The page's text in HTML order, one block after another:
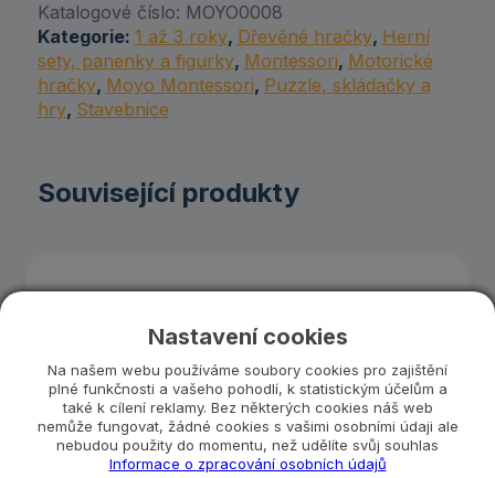
Katalogové číslo: MOYO0008
Kategorie: 1 až 3 roky, Dřevěné hračky, Herní
sety, panenky a figurky, Montessori, Motorické
hračky, Moyo Montessori, Puzzle, skládačky a
hry, Stavebnice
Související produkty
Nastavení cookies
Na našem webu používáme soubory cookies pro zajištění
plné funkčnosti a vašeho pohodlí, k statistickým účelům a
také k cílení reklamy. Bez některých cookies náš web
nemůže fungovat, žádné cookies s vašimi osobními údaji ale
nebudou použity do momentu, než udělíte svůj souhlas
Informace o zpracování osobních údajů